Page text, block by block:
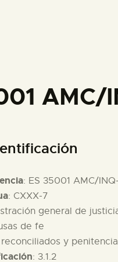
: ES 35001 AMC/
: CXXX-7
general de
de fe
y
: 3.1.2